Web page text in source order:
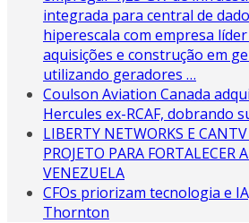
integrada para central de
hiperescala com empresa
aquisições e construção em
utilizando geradores …
Coulson Aviation Canada
Hercules ex-RCAF, dobrando
LIBERTY NETWORKS E
PROJETO PARA FORTALECER
VENEZUELA
CFOs priorizam tecnologia e
Thornton